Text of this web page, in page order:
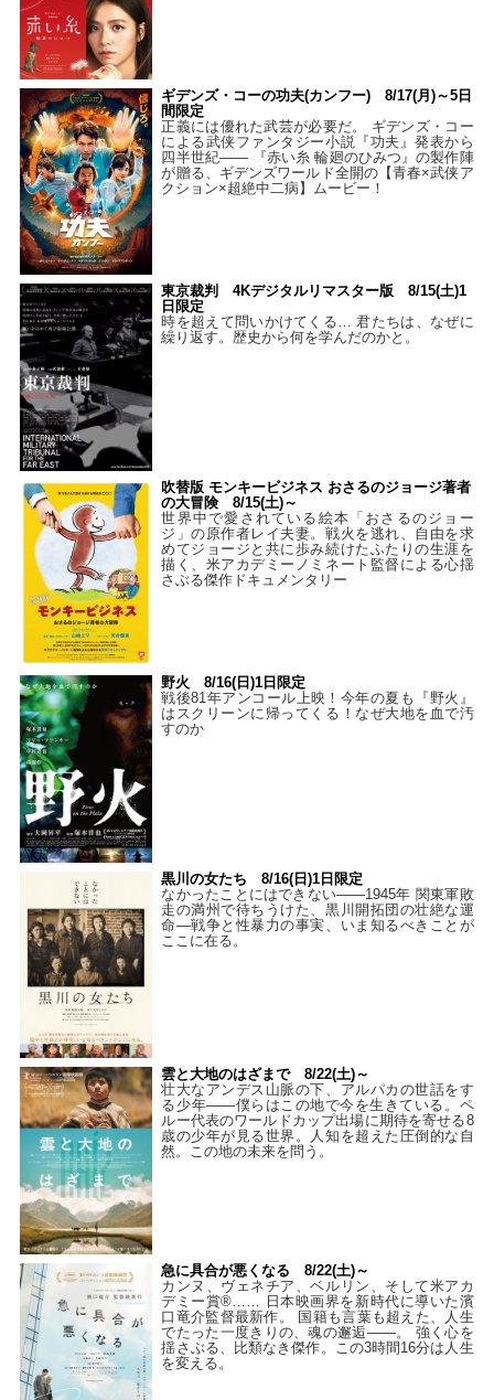
ギデンズ・コーの功夫(カンフー) 8/17(月)～5日
間限定
正義には優れた武芸が必要だ。 ギデンズ・コー
による武侠ファンタジー小説『功夫』発表から
四半世紀―― 『赤い糸 輪廻のひみつ』の製作陣
が贈る、ギデンズワールド全開の【青春×武侠ア
クション×超絶中二病】ムービー！
東京裁判 4Kデジタルリマスター版 8/15(土)1
日限定
時を超えて問いかけてくる… 君たちは、なぜに
繰り返す。歴史から何を学んだのかと。
吹替版 モンキービジネス おさるのジョージ著者
の大冒険 8/15(土)～
世界中で愛されている絵本「おさるのジョー
ジ」の原作者レイ夫妻。戦火を逃れ、自由を求
めてジョージと共に歩み続けたふたりの生涯を
描く、米アカデミーノミネート監督による心揺
さぶる傑作ドキュメンタリー
野火 8/16(日)1日限定
戦後81年アンコール上映！今年の夏も『野火』
はスクリーンに帰ってくる！なぜ大地を血で汚
すのか
黒川の女たち 8/16(日)1日限定
なかったことにはできない——1945年 関東軍敗
走の満州で待ちうけた、黒川開拓団の壮絶な運
命―戦争と性暴力の事実、いま知るべきことが
ここに在る。
雲と大地のはざまで 8/22(土)～
壮大なアンデス山脈の下、アルパカの世話をす
る少年――僕らはこの地で今を生きている。ペ
ルー代表のワールドカップ出場に期待を寄せる8
歳の少年が見る世界。人知を超えた圧倒的な自
然。この地の未来を問う。
急に具合が悪くなる 8/22(土)～
カンヌ、ヴェネチア、ベルリン、そして米アカ
デミー賞®…… 日本映画界を新時代に導いた濱
口竜介監督最新作。 国籍も言葉も超えた、人生
でたった一度きりの、魂の邂逅――。 強く心を
揺さぶる、比類なき傑作。この3時間16分は人生
を変える。